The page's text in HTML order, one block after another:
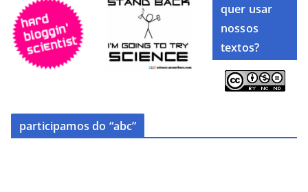
quer usar
nossos
textos?
participamos do “abc”